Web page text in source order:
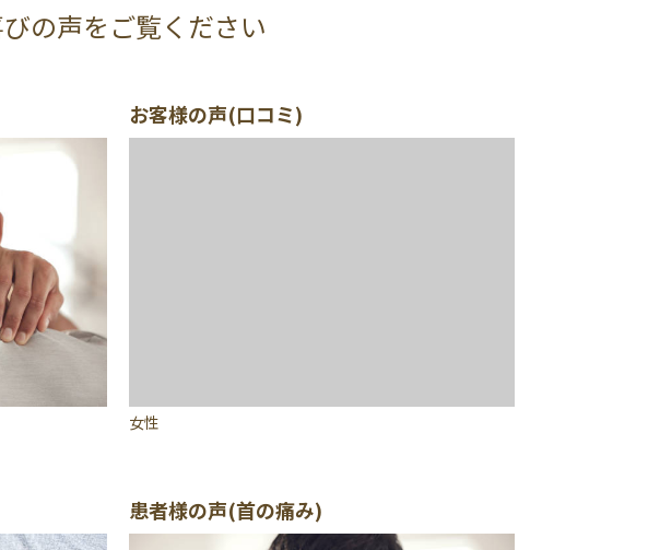
の声をご覧ください
お客様の声(口コミ)
女性
患者様の声(首の痛み)